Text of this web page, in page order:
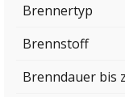
Brennertyp
Brennstoff
Brenndauer bis